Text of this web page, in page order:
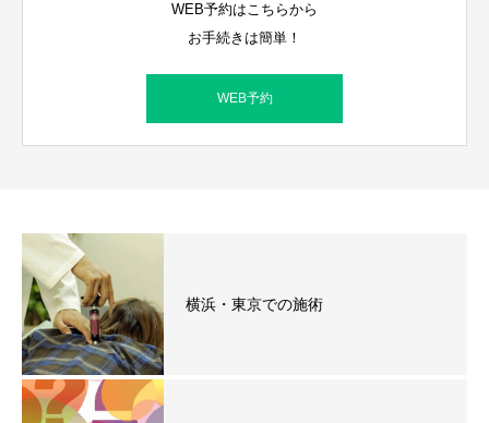
WEB予約はこちらから
お手続きは簡単！
WEB予約
横浜・東京での施術